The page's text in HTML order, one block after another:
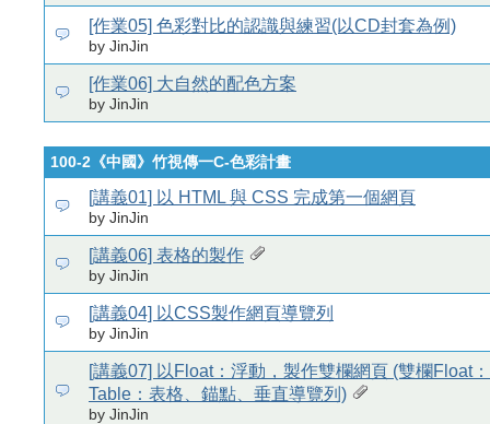
[作業05] 色彩對比的認識與練習(以CD封套為例)
by JinJin
[作業06] 大自然的配色方案
by JinJin
100-2《中國》竹視傳一C-色彩計畫
[講義01] 以 HTML 與 CSS 完成第一個網頁
by JinJin
[講義06] 表格的製作
by JinJin
[講義04] 以CSS製作網頁導覽列
by JinJin
[講義07] 以Float：浮動，製作雙欄網頁 (雙欄Float
Table：表格、錨點、垂直導覽列)
by JinJin